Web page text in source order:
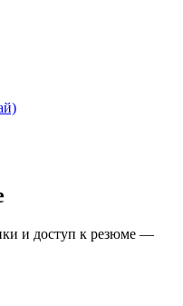
и доступ к резюме —